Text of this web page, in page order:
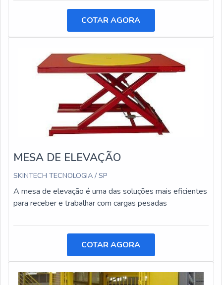
COTAR AGORA
MESA DE ELEVAÇÃO
SKINTECH TECNOLOGIA / SP
A mesa de elevação é uma das soluções mais eficientes
para receber e trabalhar com cargas pesadas
COTAR AGORA